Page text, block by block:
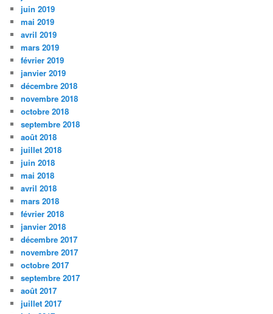
juin 2019
mai 2019
avril 2019
mars 2019
février 2019
janvier 2019
décembre 2018
novembre 2018
octobre 2018
septembre 2018
août 2018
juillet 2018
juin 2018
mai 2018
avril 2018
mars 2018
février 2018
janvier 2018
décembre 2017
novembre 2017
octobre 2017
septembre 2017
août 2017
juillet 2017